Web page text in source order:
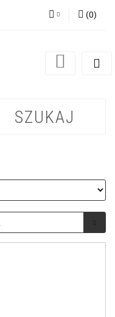
Zarejestruj się
(0)
SZUKAJ